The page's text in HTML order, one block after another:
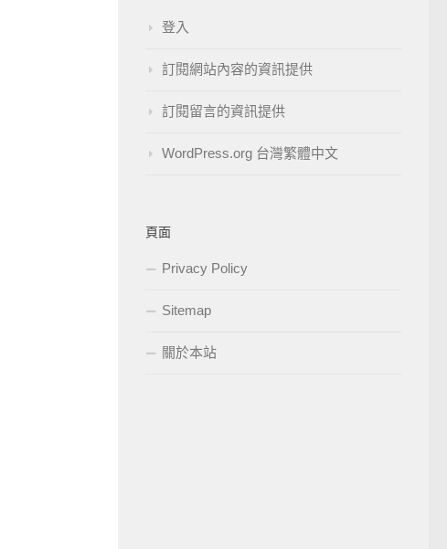
登入
訂閱網站內容的資訊提供
訂閱留言的資訊提供
WordPress.org 台灣繁體中文
頁面
Privacy Policy
Sitemap
關於本站